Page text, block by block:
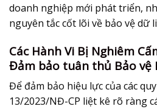
doanh nghiệp mới phát triển,
nguyên tắc cốt lõi về bảo vệ dữ
Các Hành Vi Bị Nghiêm
Đảm bảo tuân thủ Bảo vệ
Để đảm bảo hiệu lực của các
13/2023/NĐ-CP liệt kê rõ ràng